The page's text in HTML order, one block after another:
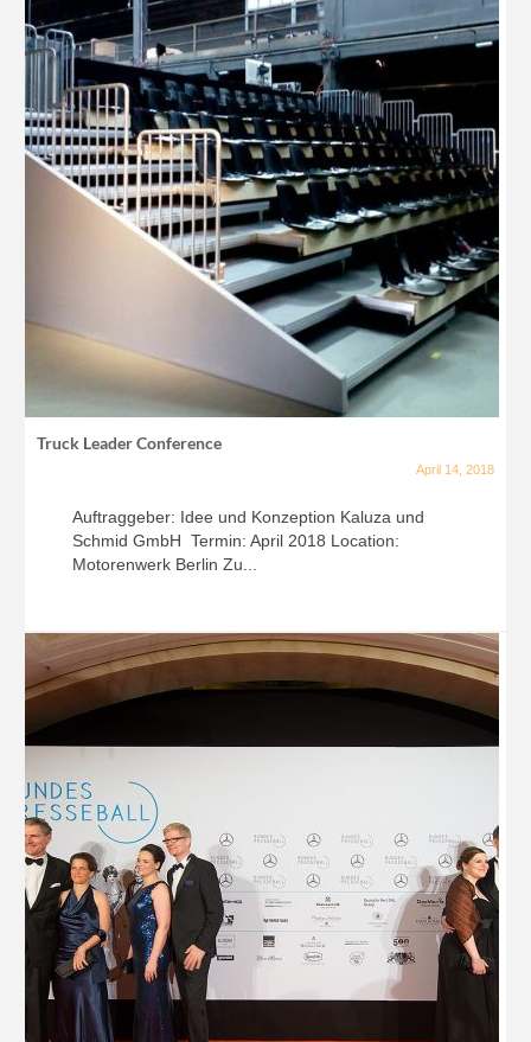
Truck Leader Conference
April 14, 2018
Auftraggeber: Idee und Konzeption Kaluza und
Schmid GmbH Termin: April 2018 Location:
Motorenwerk Berlin Zu...